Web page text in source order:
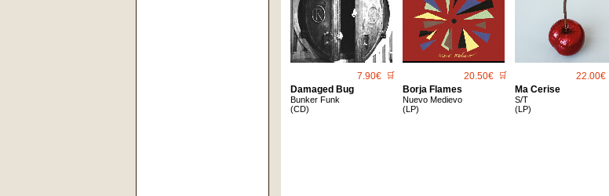
7.90€ 🛒
Damaged Bug
Bunker Funk
(CD)
20.50€ 🛒
Borja Flames
Nuevo Medievo
(LP)
22.00€
Ma Cerise
S/T
(LP)